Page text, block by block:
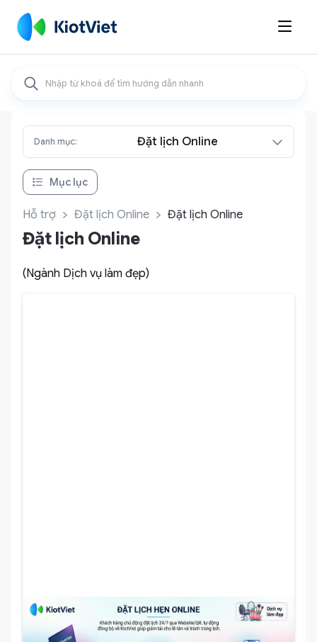

Danh mục: Đặt lịch Online
Mục lục
Hỗ trợ Đặt lịch Online Đặt lịch Online
Đặt lịch Online
(Ngành Dịch vụ làm đẹp)